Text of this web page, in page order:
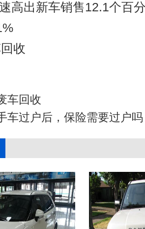
高出新车销售12.1个百
收
车回收
车过户后，保险需要过户